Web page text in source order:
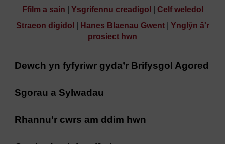
Ffilm a sain Ysgrifennu creadigol
Celf weledol
Straeon digidol
Hanes Blaenau Gwent| Ynglŷn â'r
prosiect hwn
Dewch yn fyfyriwr gyda’r Brifysgol Agored
Sgorau a Sylwadau
Rhannu'r cwrs am ddim hwn